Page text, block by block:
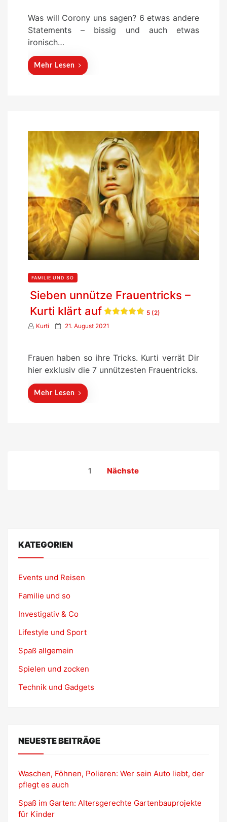
e
d
Was will Corony uns sagen? 6 etwas andere
Statements – bissig und auch etwas
ironisch…
Mehr Lesen
FAMILIE UND SO
Sieben unnütze Frauentricks –
Kurti klärt auf
5 (2)
Kurti
P
t
e
21. August 2021
Frauen haben so ihre Tricks. Kurti verrät Dir
hier exklusiv die 7 unnützesten Frauentricks.
Mehr Lesen
Seitennummerierung
1 Nächste
KATEGORIEN
Events und Reisen
Familie und so
Investigativ & Co
Lifestyle und Sport
Spaß allgemein
Spielen und zocken
Technik und Gadgets
NEUESTE BEITRÄGE
Waschen, Föhnen, Polieren: Wer sein Auto liebt, der
pflegt es auch
Spaß im Garten: Altersgerechte Gartenbauprojekte
für Kinder